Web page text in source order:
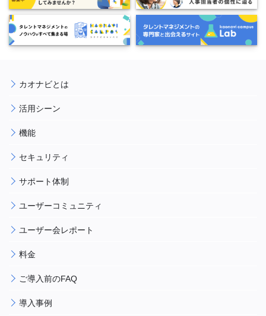
カオナビとは
活用シーン
機能
セキュリティ
サポート体制
ユーザーコミュニティ
ユーザー会レポート
料金
ご導入前のFAQ
導入事例